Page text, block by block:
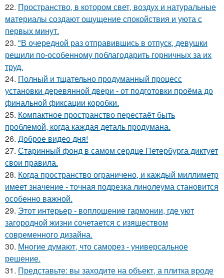
22. Пространство, в котором свет, воздух и натуральные
материалы создают ощущение спокойствия и уюта с
первых минут.
23. "В очередной раз отправившись в отпуск, девушки
решили по-особенному поблагодарить горничных за их
труд.
24. Полный и тщательно продуманный процесс
установки деревянной двери - от подготовки проёма до
финальной фиксации коробки.
25. Компактное пространство перестаёт быть
проблемой, когда каждая деталь продумана.
26. Доброе видео дня!
27. Старинный фонд в самом сердце Петербурга диктует
свои правила.
28. Когда пространство ограничено, и каждый миллиметр
имеет значение - точная подрезка линолеума становится
особенно важной.
29. Этот интерьер - воплощение гармонии, где уют
загородной жизни сочетается с изяществом
современного дизайна.
30. Многие думают, что саморез - универсальное
решение.
31. Представьте: вы заходите на объект, а плитка вроде